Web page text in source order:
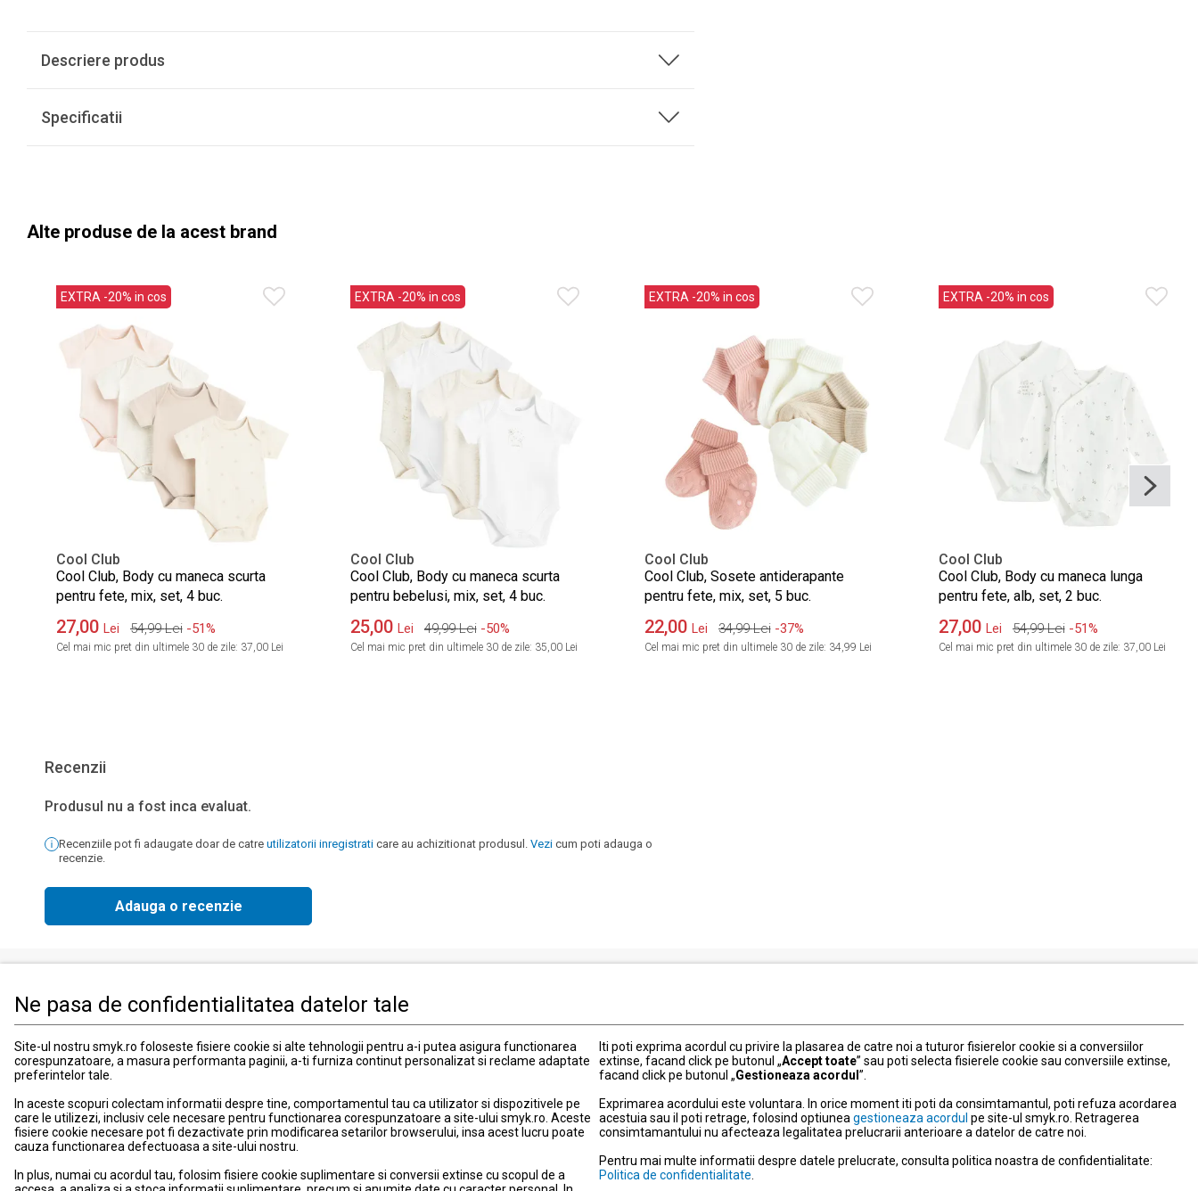
Ne pasa de confidentialitatea datelor tale
Site-ul nostru smyk.ro foloseste fisiere cookie si alte tehnologii pentru a-i putea asigura functionarea
corespunzatoare, a masura performanta paginii, a-ti furniza continut personalizat si reclame adaptate
preferintelor tale.
In aceste scopuri colectam informatii despre tine, comportamentul tau ca utilizator si dispozitivele pe
care le utilizezi, inclusiv cele necesare pentru functionarea corespunzatoare a site-ului smyk.ro. Aceste
fisiere cookie necesare pot fi dezactivate prin modificarea setarilor browserului, insa acest lucru poate
cauza functionarea defectuoasa a site-ului nostru.
In plus, numai cu acordul tau, folosim fisiere cookie suplimentare si conversii extinse cu scopul de a
Iti poti exprima acordul cu privire la plasarea de catre noi a tuturor fisierelor cookie si a conversiilor
extinse, facand click pe butonul „Accept toate” sau poti selecta fisierele cookie sau conversiile extinse,
facand click pe butonul „Gestioneaza acordul ”.
Exprimarea acordului este voluntara. In orice moment iti poti da consimtamantul, poti refuza acordarea
acestuia sau il poti retrage, folosind optiunea gestioneaza acordul pe site-ul smyk.ro. Retragerea
consimtamantului nu afecteaza legalitatea prelucrarii anterioare a datelor de catre noi.
Pentru mai multe informatii despre datele prelucrate, consulta politica noastra de confidentialitate:
Politica de confidentialitate
Descriere produs
Specificatii
Alte produse de la acest brand
EXTRA -20% in cos
Cool Club
Cool Club, Body cu maneca scurta
pentru fete, mix, set, 4 buc.
27,00 Lei 54,99 Lei -51%
Cel mai mic pret din ultimele 30 de zile: 37,00 Lei
EXTRA -20% in cos
Cool Club
Cool Club, Body cu maneca scurta
pentru bebelusi, mix, set, 4 buc.
25,00 Lei 49,99 Lei -50%
Cel mai mic pret din ultimele 30 de zile: 35,00 Lei
EXTRA -20% in cos
Cool Club
Cool Club, Sosete antiderapante
pentru fete, mix, set, 5 buc.
22,00 Lei 34,99 Lei -37%
Cel mai mic pret din ultimele 30 de zile: 34,99 Lei
EXTRA -20% in cos
Cool Club
Cool Club, Body cu maneca lunga
pentru fete, alb, set, 2 buc.
27,00 Lei 54,99 Lei -51%
Cel mai mic pret din ultimele 30 de zile: 37,00 Lei
Recenzii
Produsul nu a fost inca evaluat.
Recenziile pot fi adaugate doar de catre utilizatorii inregistrati care au achizitionat produsul. Vezi cum poti adauga o
recenzie.
Adauga o recenzie
Produse
Imbracaminte, incaltaminte si accesorii
Mama si copilul
Jucarii si jocuri
Promotii
Blog smyk.com
Informatii clienti
Contact
Informatii actuale
Card de fidelitate
Card Cadou
Schimb si retur
Politica de Confidentialitate
Termeni si conditii
Politica cookies
Modifica setarile de confidentialitate
Informatii garantie
Protectia consumatorilor – ANPC
031 40 50 900